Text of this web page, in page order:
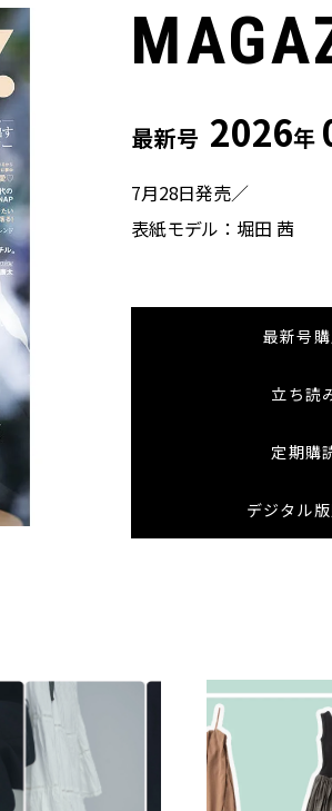
最新号 2026年
7月28日発売／
表紙モデル：堀田 茜
最新号購
立ち読
定期購
デジタル